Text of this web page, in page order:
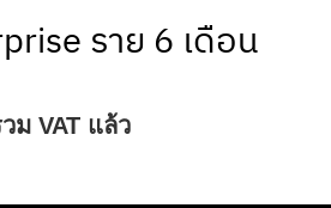
ราย 6 เดือน
ม VAT แล้ว
ราย 6 เดือน ชิ้น